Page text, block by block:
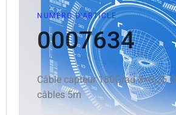
NUMÉRO D'ARTICLE
0007634
Câble capteur 180Grad 3×0,25
câbles 5m